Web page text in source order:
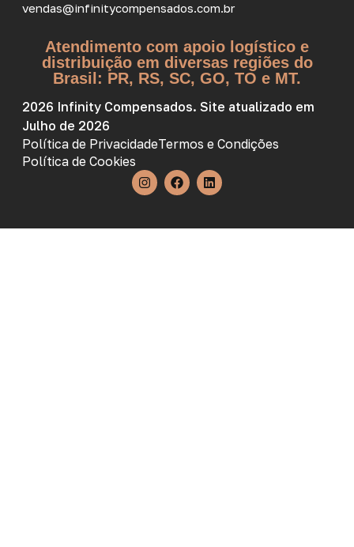
vendas@infinitycompensados.com.br
Atendimento com apoio logístico e
distribuição em diversas regiões do
Brasil: PR, RS, SC, GO, TO e MT.
2026 Infinity Compensados. Site atualizado em
Julho de 2026
Política de PrivacidadeTermos e Condições
Política de Cookies